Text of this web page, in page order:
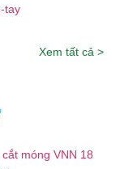
Xem tất cả >